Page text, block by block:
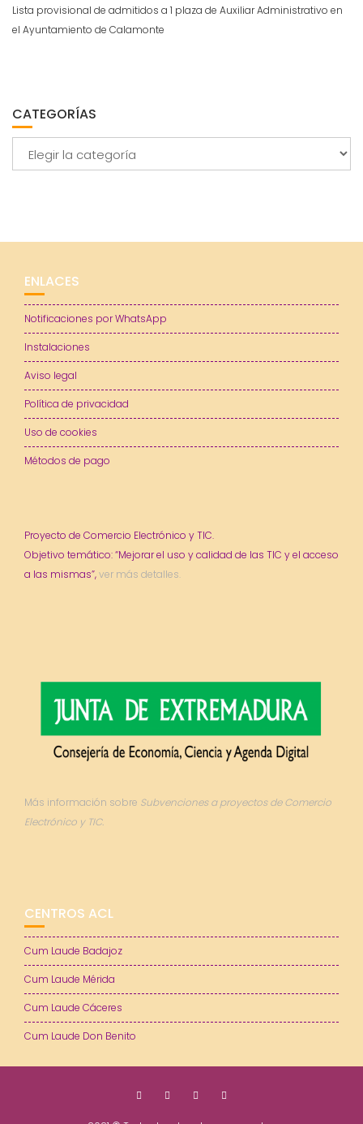
Lista provisional de admitidos a 1 plaza de Auxiliar Administrativo en
el Ayuntamiento de Calamonte
CATEGORÍAS
ENLACES
Notificaciones por WhatsApp
Instalaciones
Aviso legal
Política de privacidad
Uso de cookies
Métodos de pago
Proyecto de Comercio Electrónico y TIC.
Objetivo temático: “Mejorar el uso y calidad de las TIC y el acceso
a las mismas”,ver más detalles.
Más información sobre Subvenciones a proyectos de Comercio
Electrónico y TIC.
CENTROS ACL
Cum Laude Badajoz
Cum Laude Mérida
Cum Laude Cáceres
Cum Laude Don Benito